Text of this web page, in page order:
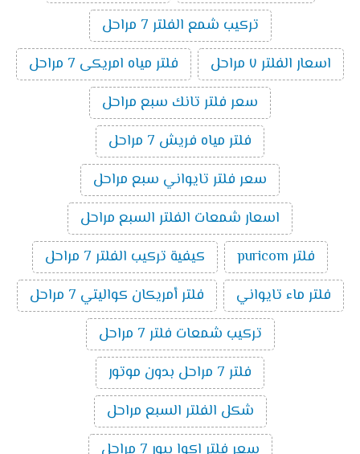
تركيب شمع الفلتر 7 مراحل
اسعار الفلتر ٧ مراحل
فلتر مياه امريكى 7 مراحل
سعر فلتر تانك سبع مراحل
فلتر مياه فريش 7 مراحل
سعر فلتر تايواني سبع مراحل
اسعار شمعات الفلتر السبع مراحل
فلتر puricom
كيفية تركيب الفلتر 7 مراحل
فلتر ماء تايواني
فلتر أمريكان كواليتي 7 مراحل
تركيب شمعات فلتر 7 مراحل
فلتر 7 مراحل بدون موتور
شكل الفلتر السبع مراحل